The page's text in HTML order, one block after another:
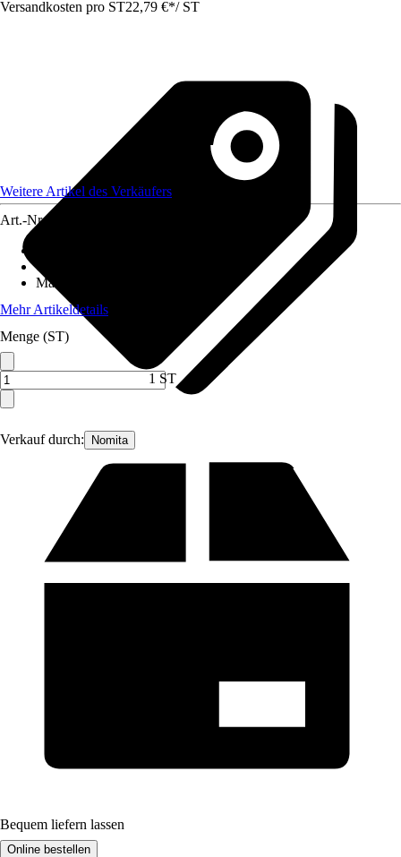
Versandkosten pro ST22,79 €*/ ST
Verkauf durch: Nomita
Weitere Artikel des Verkäufers
Art.-Nr.
Oberfläche Stiel
Material Gerät
Mehr Artikeldetails
Menge (ST)
1 ST
Bequem liefern lassen
Online bestellen